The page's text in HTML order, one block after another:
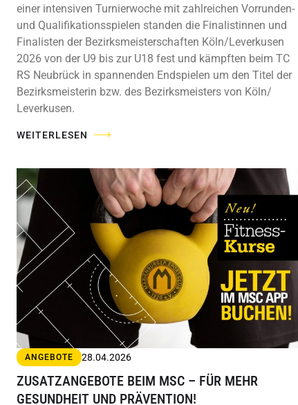
einer intensiven Turnierwoche mit zahlreichen Vorrunden-
und Qualifikationsspielen standen die Finalistinnen und
Finalisten der Bezirksmeisterschaften Köln/Leverkusen
2026 von der U9 bis zur U18 fest und kämpften beim TC
RS Neubrück in spannenden Endspielen um den Titel der
Bezirksmeisterin bzw. des Bezirksmeisters von Köln/
Leverkusen.
WEITERLESEN
ANGEBOTE 28.04.2026
ZUSATZANGEBOTE BEIM MSC – FÜR MEHR
GESUNDHEIT UND PRÄVENTION!